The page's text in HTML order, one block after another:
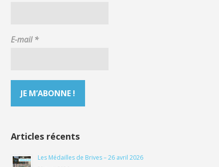
E-mail *
Articles récents
Les Médailles de Brives – 26 avril 2026